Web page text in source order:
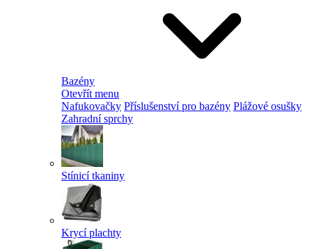
Bazény
Otevřít menu
Nafukovačky Příslušenství pro bazény Plážové osušky
Zahradní sprchy
Stínicí tkaniny
Krycí plachty